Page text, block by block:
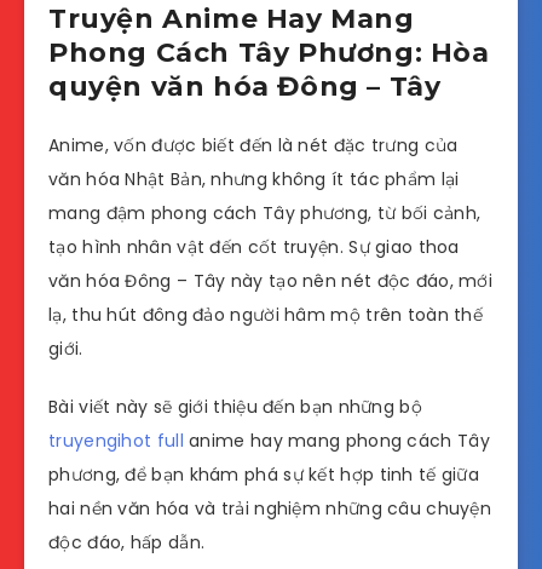
Truyện Anime Hay Mang
Phong Cách Tây Phương: Hòa
quyện văn hóa Đông – Tây
Anime, vốn được biết đến là nét đặc trưng của
văn hóa Nhật Bản, nhưng không ít tác phẩm lại
mang đậm phong cách Tây phương, từ bối cảnh,
tạo hình nhân vật đến cốt truyện. Sự giao thoa
văn hóa Đông – Tây này tạo nên nét độc đáo, mới
lạ, thu hút đông đảo người hâm mộ trên toàn thế
giới.
Bài viết này sẽ giới thiệu đến bạn những bộ
truyengihot fullanime hay mang phong cách Tây
phương, để bạn khám phá sự kết hợp tinh tế giữa
hai nền văn hóa và trải nghiệm những câu chuyện
độc đáo, hấp dẫn.